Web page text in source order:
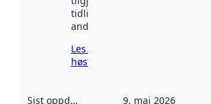
tidligere
andre steder.
Les mer om
høsting her
Sist oppdatert 9. mai 2026